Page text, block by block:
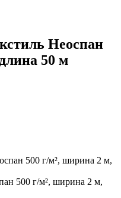
Неоспан
50 м
500 г/м², ширина 2 м,
500 г/м², ширина 2 м,